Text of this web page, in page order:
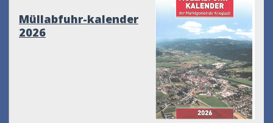
Müllabfuhr-kalender
2026